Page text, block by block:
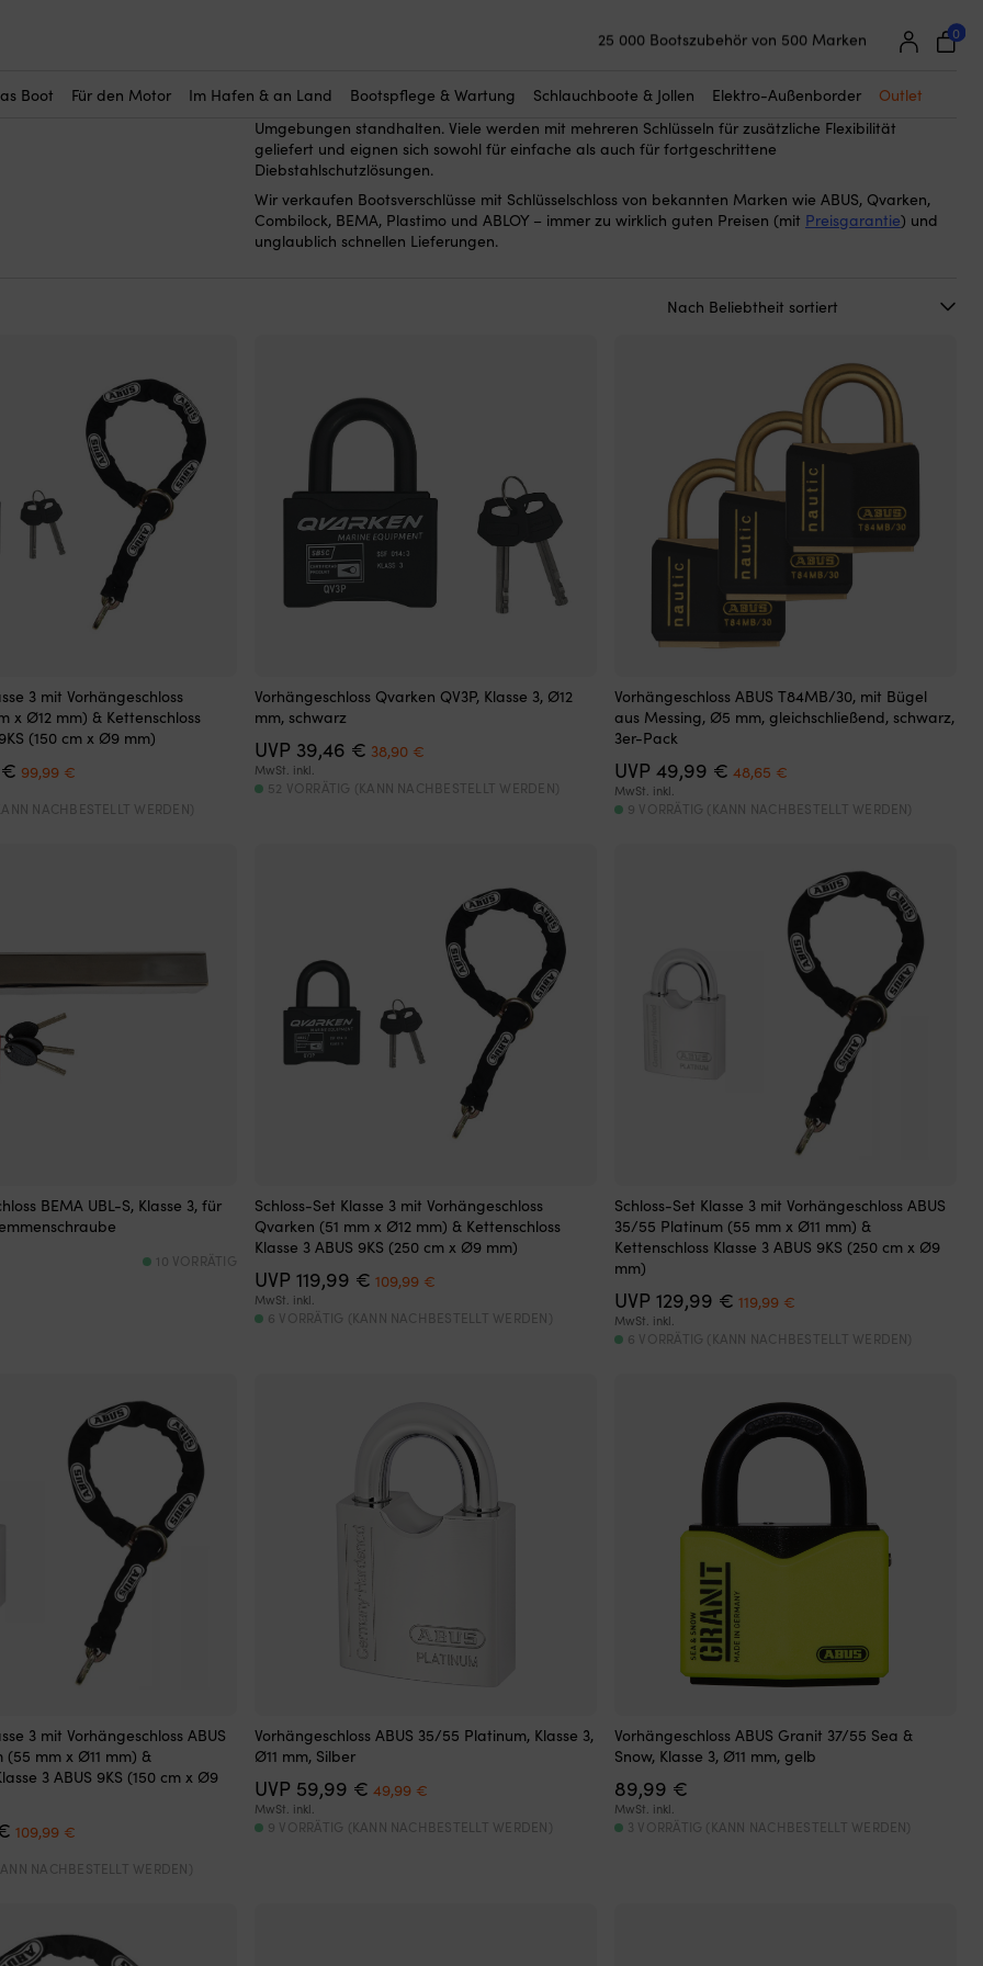
25 000 Bootszubehör von 500 Marken
0
Boot Für den Motor Im Hafen & an Land Bootspflege & Wartung Schlauchboote & Jollen Elektro-Außenborder Outlet
als Verriegelungsmechanismus – eine klassische und
Bootsverschlüsse mit Schlüsselschloss gibt es in vielen Varianten und Materialien, wie Messing,
Edelstahl oder Aluminium, und sie sind oft so konzipiert, dass sie anspruchsvollen maritimen
Umgebungen standhalten. Viele werden mit mehreren Schlüsseln für zusätzliche Flexibilität
geliefert und eignen sich sowohl für einfache als auch für fortgeschrittene
Diebstahlschutzlösungen.
Wir verkaufen Bootsverschlüsse mit Schlüsselschloss von bekannten Marken wie ABUS, Qvarken,
Combilock, BEMA, Plastimo und ABLOY – immer zu wirklich guten Preisen (mit Preisgarantie) und
unglaublich schnellen Lieferungen.
3 mit Vorhängeschloss
x Ø12 mm) & Kettenschloss
(150 cm x Ø9 mm)
€ Ursprünglicher
Preis
war:
99,99 €Aktueller
ist:
NACHBESTELLT WERDEN)
Vorhängeschloss Qvarken QV3P, Klasse 3, Ø12
mm, schwarz
UVP 39,46 € Ursprünglicher
Preis
war:
38,90 €Aktueller
ist:
MwSt. inkl.
52 VORRÄTIG (KANN NACHBESTELLT WERDEN)
Vorhängeschloss ABUS T84MB/30, mit Bügel
aus Messing, Ø5 mm, gleichschließend, schwarz,
3er-Pack
UVP 49,99 € Ursprünglicher
Preis
war:
48,65 €Aktueller
ist:
MwSt. inkl.
9 VORRÄTIG (KANN NACHBESTELLT WERDEN)
BEMA UBL-S, Klasse 3, für
10 VORRÄTIG
Schloss-Set Klasse 3 mit Vorhängeschloss
Qvarken (51 mm x Ø12 mm) & Kettenschloss
Klasse 3 ABUS 9KS (250 cm x Ø9 mm)
UVP 119,99 € Ursprünglicher
Preis
war:
109,99 €Aktueller
ist:
MwSt. inkl.
6 VORRÄTIG (KANN NACHBESTELLT WERDEN)
Schloss-Set Klasse 3 mit Vorhängeschloss ABUS
35/55 Platinum (55 mm x Ø11 mm) &
Kettenschloss Klasse 3 ABUS 9KS (250 cm x Ø9
mm)
UVP 129,99 € Ursprünglicher
Preis
war:
119,99 €Aktueller
ist:
MwSt. inkl.
6 VORRÄTIG (KANN NACHBESTELLT WERDEN)
3 mit Vorhängeschloss ABUS
mm x Ø11 mm) &
3 ABUS 9KS (150 cm x Ø9
Ursprünglicher
Preis
war:
109,99 €Aktueller
ist:
NACHBESTELLT WERDEN)
Vorhängeschloss ABUS 35/55 Platinum, Klasse 3,
Ø11 mm, Silber
UVP 59,99 € Ursprünglicher
Preis
war:
49,99 €Aktueller
ist:
MwSt. inkl.
9 VORRÄTIG (KANN NACHBESTELLT WERDEN)
Vorhängeschloss ABUS Granit 37/55 Sea &
Snow, Klasse 3, Ø11 mm, gelb
89,99 €
MwSt. inkl.
3 VORRÄTIG (KANN NACHBESTELLT WERDEN)